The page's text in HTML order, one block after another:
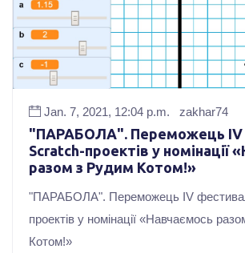
Jan. 7, 2021, 12:04 p.m. zakhar74
"ПАРАБОЛА". Переможець
Scrаtch-проектів у номінації
разом з Рудим Котом!»
"ПАРАБОЛА". Переможець ІV
проектів у номінації «Навчаємось
Котом!»